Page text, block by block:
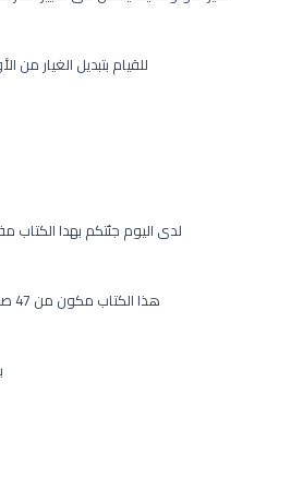
للقيام بتبديل الغيار
لدى اليوم جئتكم بهدا الكتاب
هذا الكتاب مكون من 47 صفحة في البداية تجد المقدمة يتم شرح تفصيلي تقديمي عن القير الأوتوماتيك